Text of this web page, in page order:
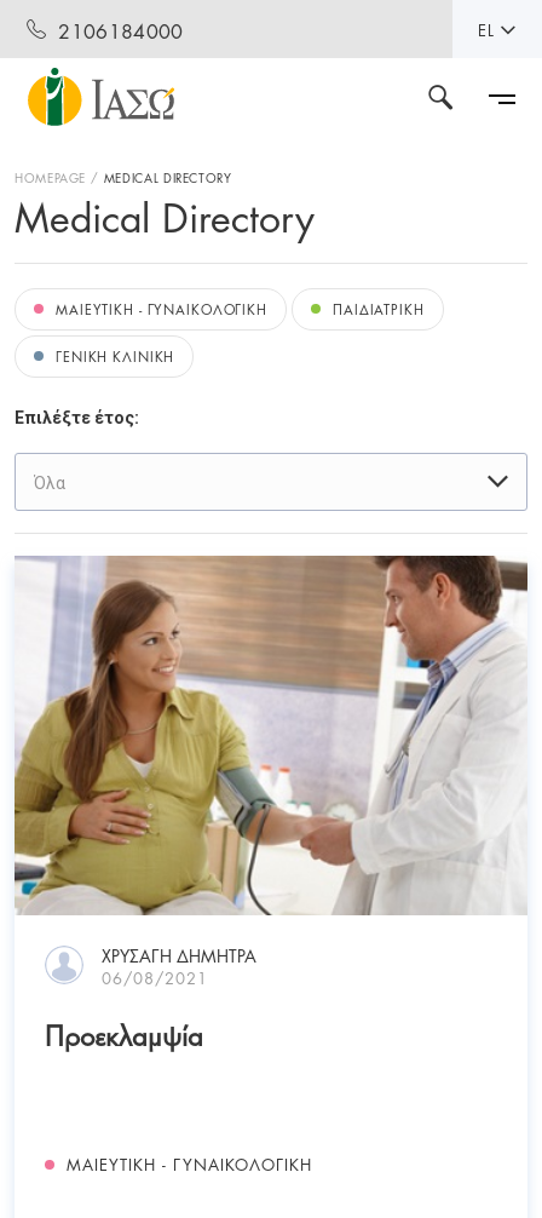
2106184000 EL
HOMEPAGE MEDICAL DIRECTORY
Medical Directory
ΜΑΙΕΥΤΙΚΗ - ΓΥΝΑΙΚΟΛΟΓΙΚΗ ΠΑΙΔΙΑΤΡΙΚΗ
ΓΕΝΙΚΗ ΚΛΙΝΙΚΗ
Επιλέξτε έτος:
Όλα
ΧΡΥΣΑΓΗ ΔΗΜΗΤΡΑ
06/08/2021
Προεκλαμψία
ΜΑΙΕΥΤΙΚΗ - ΓΥΝΑΙΚΟΛΟΓΙΚΗ